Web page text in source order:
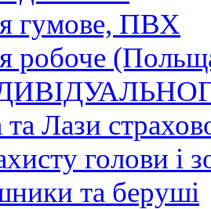
гумове, ПВХ
робоче
Лази
голови і
та беруші